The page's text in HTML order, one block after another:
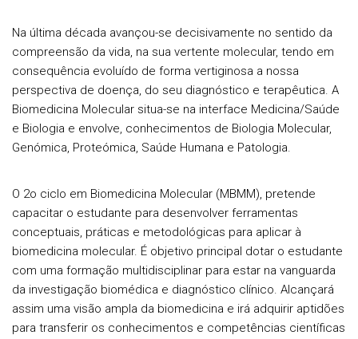
Na última década avançou-se decisivamente no sentido da
compreensão da vida, na sua vertente molecular, tendo em
consequência evoluído de forma vertiginosa a nossa
perspectiva de doença, do seu diagnóstico e terapêutica. A
Biomedicina Molecular situa-se na interface Medicina/Saúde
e Biologia e envolve, conhecimentos de Biologia Molecular,
Genómica, Proteómica, Saúde Humana e Patologia.
O 2o ciclo em Biomedicina Molecular (MBMM), pretende
capacitar o estudante para desenvolver ferramentas
conceptuais, práticas e metodológicas para aplicar à
biomedicina molecular. É objetivo principal dotar o estudante
com uma formação multidisciplinar para estar na vanguarda
da investigação biomédica e diagnóstico clínico. Alcançará
assim uma visão ampla da biomedicina e irá adquirir aptidões
para transferir os conhecimentos e competências científicas